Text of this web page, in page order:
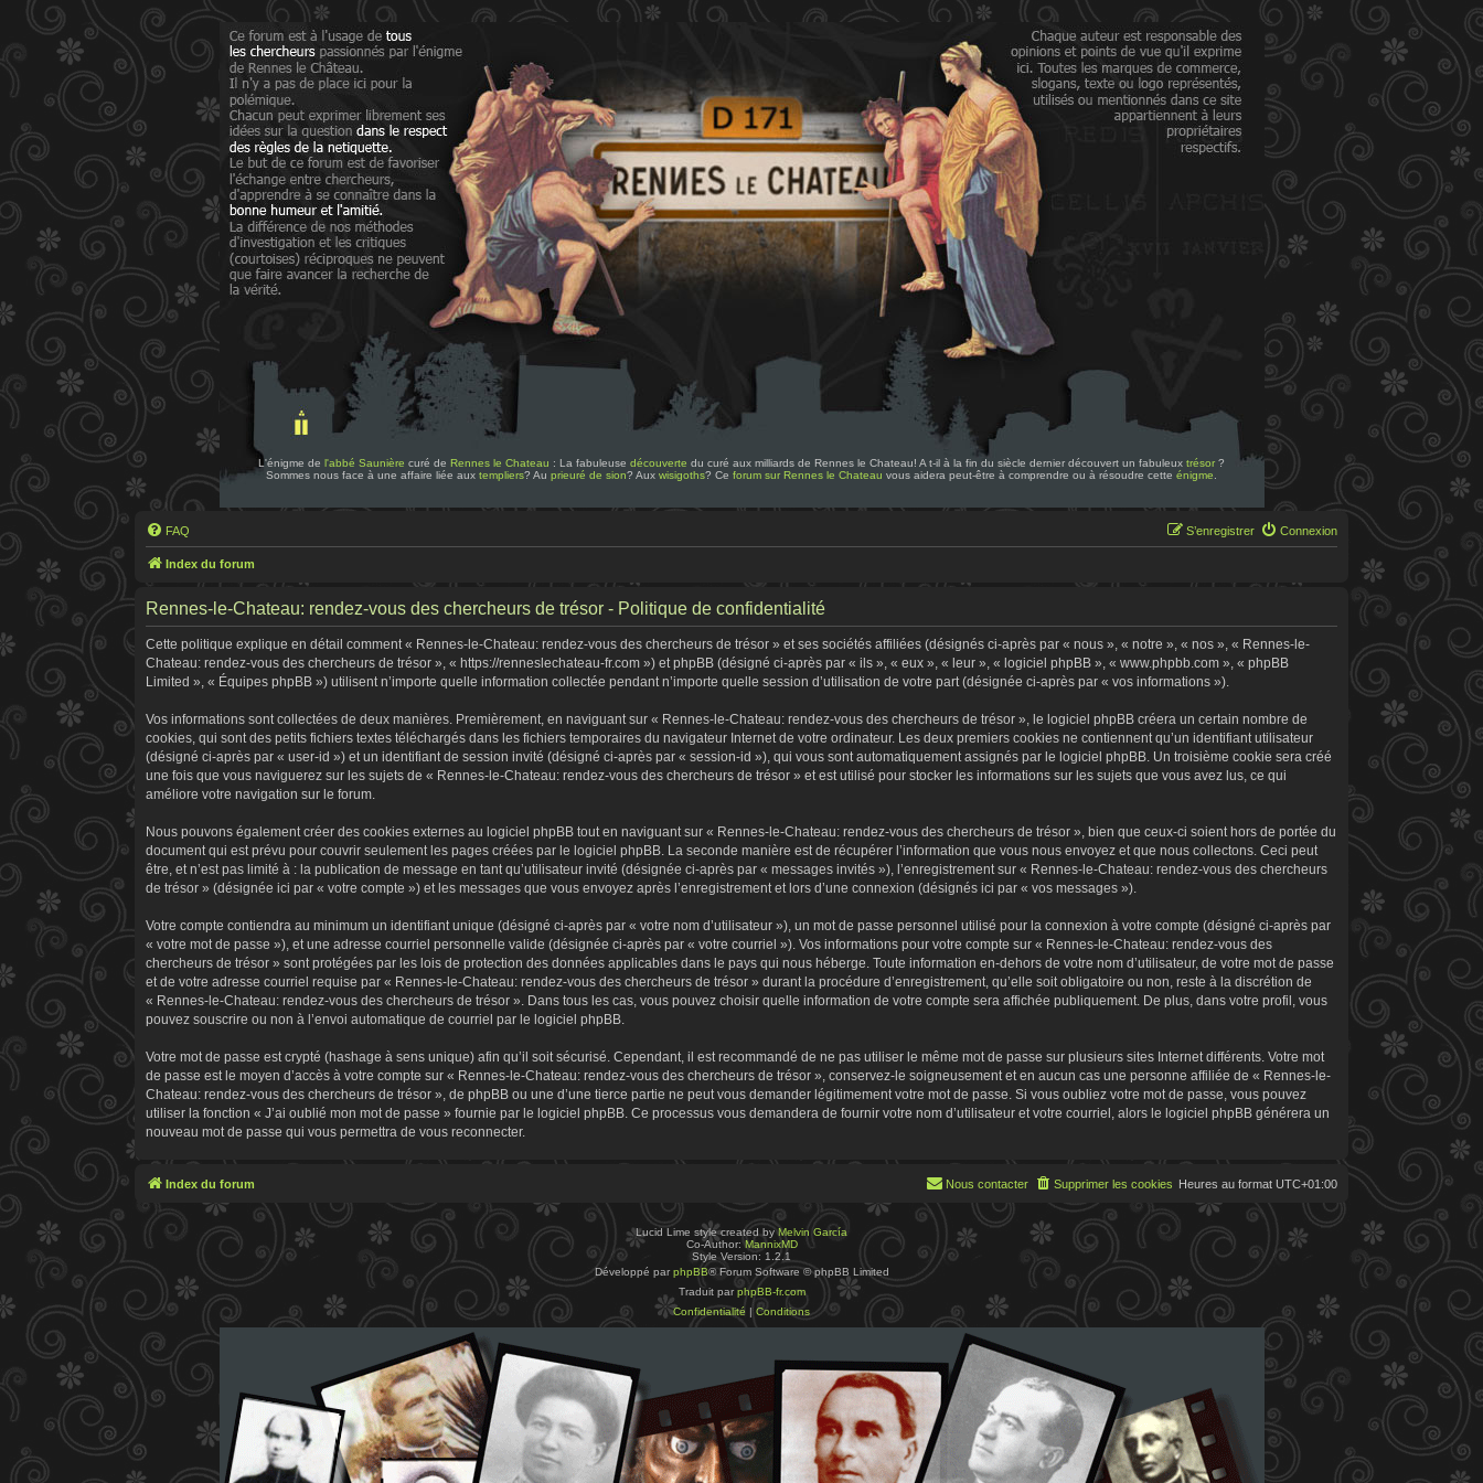
L'énigme de l'abbé Saunière curé de Rennes le Chateau : La fabuleuse découverte du curé aux milliards de Rennes le Chateau! A t-il à la fin du siècle dernier découvert un fabuleux trésor ?
Sommes nous face à une affaire liée aux templiers? Au prieuré de sion? Aux wisigoths? Ce forum sur Rennes le Chateau vous aidera peut-être à comprendre ou à résoudre cette énigme
FAQ Connexion
S’enregistrer
Index du forum
Rennes-le-Chateau: rendez-vous des chercheurs de trésor - Politique de confidentialité
Cette politique explique en détail comment « Rennes-le-Chateau: rendez-vous des chercheurs de trésor » et ses sociétés affiliées (désignés ci-après par « nous », « notre », « nos », « Rennes-le-
Chateau: rendez-vous des chercheurs de trésor », « https://renneslechateau-fr.com ») et phpBB (désigné ci-après par « ils », « eux », « leur », « logiciel phpBB », « www.phpbb.com », « phpBB
Limited », « Équipes phpBB ») utilisent n’importe quelle information collectée pendant n’importe quelle session d’utilisation de votre part (désignée ci-après par « vos informations »).
Vos informations sont collectées de deux manières. Premièrement, en naviguant sur « Rennes-le-Chateau: rendez-vous des chercheurs de trésor », le logiciel phpBB créera un certain nombre de
cookies, qui sont des petits fichiers textes téléchargés dans les fichiers temporaires du navigateur Internet de votre ordinateur. Les deux premiers cookies ne contiennent qu’un identifiant utilisateur
(désigné ci-après par « user-id ») et un identifiant de session invité (désigné ci-après par « session-id »), qui vous sont automatiquement assignés par le logiciel phpBB. Un troisième cookie sera créé
une fois que vous naviguerez sur les sujets de « Rennes-le-Chateau: rendez-vous des chercheurs de trésor » et est utilisé pour stocker les informations sur les sujets que vous avez lus, ce qui
améliore votre navigation sur le forum.
Nous pouvons également créer des cookies externes au logiciel phpBB tout en naviguant sur « Rennes-le-Chateau: rendez-vous des chercheurs de trésor », bien que ceux-ci soient hors de portée du
document qui est prévu pour couvrir seulement les pages créées par le logiciel phpBB. La seconde manière est de récupérer l’information que vous nous envoyez et que nous collectons. Ceci peut
être, et n’est pas limité à : la publication de message en tant qu’utilisateur invité (désignée ci-après par « messages invités »), l’enregistrement sur « Rennes-le-Chateau: rendez-vous des chercheurs
de trésor » (désignée ici par « votre compte ») et les messages que vous envoyez après l’enregistrement et lors d’une connexion (désignés ici par « vos messages »).
Votre compte contiendra au minimum un identifiant unique (désigné ci-après par « votre nom d’utilisateur »), un mot de passe personnel utilisé pour la connexion à votre compte (désigné ci-après par
« votre mot de passe »), et une adresse courriel personnelle valide (désignée ci-après par « votre courriel »). Vos informations pour votre compte sur « Rennes-le-Chateau: rendez-vous des
chercheurs de trésor » sont protégées par les lois de protection des données applicables dans le pays qui nous héberge. Toute information en-dehors de votre nom d’utilisateur, de votre mot de passe
et de votre adresse courriel requise par « Rennes-le-Chateau: rendez-vous des chercheurs de trésor » durant la procédure d’enregistrement, qu’elle soit obligatoire ou non, reste à la discrétion de
« Rennes-le-Chateau: rendez-vous des chercheurs de trésor ». Dans tous les cas, vous pouvez choisir quelle information de votre compte sera affichée publiquement. De plus, dans votre profil, vous
pouvez souscrire ou non à l’envoi automatique de courriel par le logiciel phpBB.
Votre mot de passe est crypté (hashage à sens unique) afin qu’il soit sécurisé. Cependant, il est recommandé de ne pas utiliser le même mot de passe sur plusieurs sites Internet différents. Votre mot
de passe est le moyen d’accès à votre compte sur « Rennes-le-Chateau: rendez-vous des chercheurs de trésor », conservez-le soigneusement et en aucun cas une personne affiliée de « Rennes-le-
Chateau: rendez-vous des chercheurs de trésor », de phpBB ou une d’une tierce partie ne peut vous demander légitimement votre mot de passe. Si vous oubliez votre mot de passe, vous pouvez
utiliser la fonction « J’ai oublié mon mot de passe » fournie par le logiciel phpBB. Ce processus vous demandera de fournir votre nom d’utilisateur et votre courriel, alors le logiciel phpBB générera un
nouveau mot de passe qui vous permettra de vous reconnecter.
Index du forum Heures au format UTC+01:00
Supprimer les cookies
Nous contacter
Lucid Lime style created byMelvin García
Co-Author: MannixMD
Style Version: 1.2.1
Développé par phpBB® Forum Software © phpBB Limited
Traduit par phpBB-fr.com
Confidentialité | Conditions